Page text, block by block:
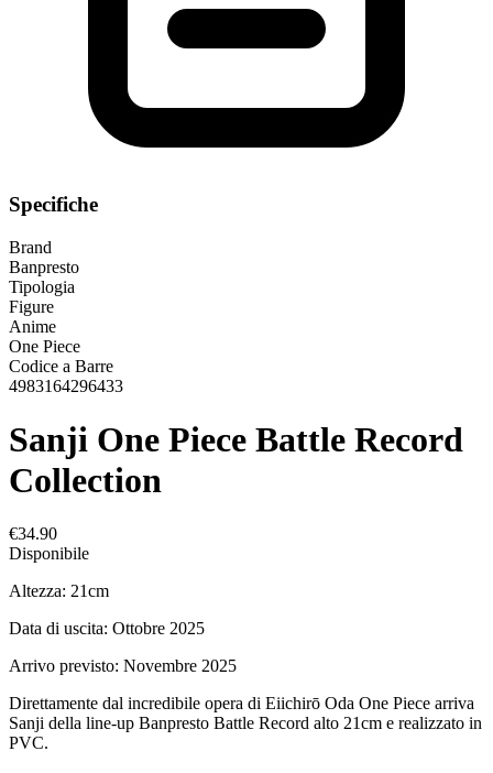
Specifiche
Brand
Banpresto
Tipologia
Figure
Anime
One Piece
Codice a Barre
4983164296433
Sanji One Piece Battle Record
Collection
€34.90
Disponibile
Altezza: 21cm
Data di uscita: Ottobre 2025
Arrivo previsto: Novembre 2025
Direttamente dal incredibile opera di Eiichirō Oda One Piece arriva
Sanji della line-up Banpresto Battle Record alto 21cm e realizzato in
PVC.